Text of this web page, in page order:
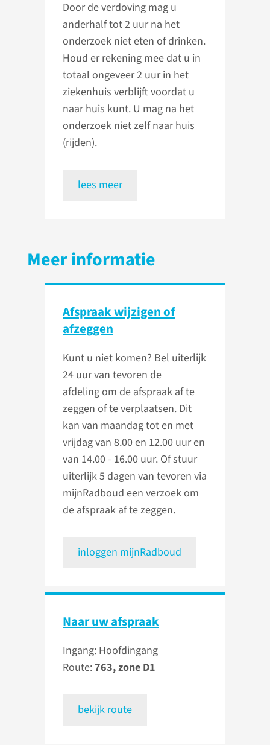
Door de verdoving mag u
anderhalf tot 2 uur na het
onderzoek niet eten of drinken.
Houd er rekening mee dat u in
totaal ongeveer 2 uur in het
ziekenhuis verblijft voordat u
naar huis kunt. U mag na het
onderzoek niet zelf naar huis
(rijden).
lees meer
Meer informatie
Afspraak wijzigen of
afzeggen
Kunt u niet komen? Bel uiterlijk
24 uur van tevoren de
afdeling om de afspraak af te
zeggen of te verplaatsen. Dit
kan van maandag tot en met
vrijdag van 8.00 en 12.00 uur en
van 14.00 - 16.00 uur. Of stuur
uiterlijk 5 dagen van tevoren via
mijnRadboud een verzoek om
de afspraak af te zeggen.
inloggen mijnRadboud
Naar uw afspraak
Ingang: Hoofdingang
Route:763, zone D1
bekijk route